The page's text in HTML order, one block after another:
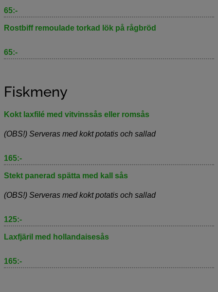
65:-
Rostbiff remoulade torkad lök på rågbröd
65:-
Fiskmeny
Kokt laxfilé med vitvinssås eller romsås
(OBS!) Serveras med kokt potatis och sallad
165:-
Stekt panerad spätta med kall sås
(OBS!) Serveras med kokt potatis och sallad
125:-
Laxfjäril med hollandaisesås
165:-